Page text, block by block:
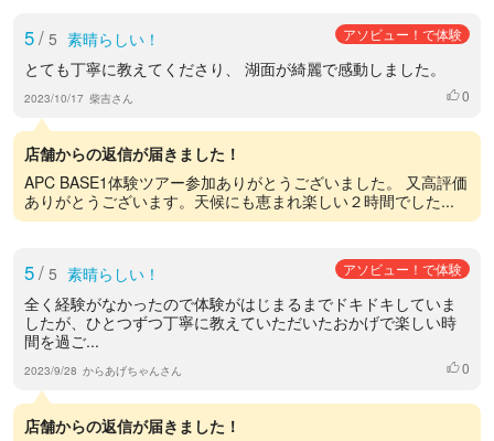
5/ 5 素晴らしい！ アソビュー！で体験
とても丁寧に教えてくださり、 湖面が綺麗で感動しました。
2023/10/17 柴吉さん いいね
0
店舗からの返信が届きました！
APC BASE1体験ツアー参加ありがとうございました。 又高評価
ありがとうございます。天候にも恵まれ楽しい２時間でした...
5/ 5 素晴らしい！ アソビュー！で体験
全く経験がなかったので体験がはじまるまでドキドキしていま
したが、ひとつずつ丁寧に教えていただいたおかげで楽しい時
間を過ご...
2023/9/28 からあげちゃんさん いいね
0
店舗からの返信が届きました！